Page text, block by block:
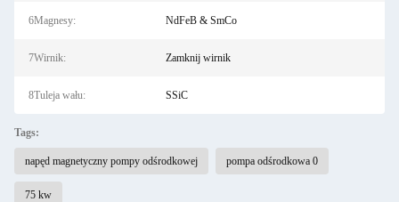
6Magnesy: NdFeB & SmCo
7Wirnik: Zamknij wirnik
8Tuleja wału: SSiC
Tags:
napęd magnetyczny pompy odśrodkowej pompa odśrodkowa 0
75 kw